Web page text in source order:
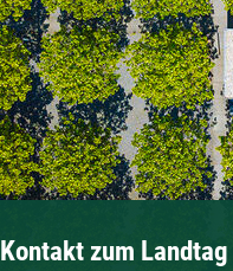
Kontakt zum Landtag